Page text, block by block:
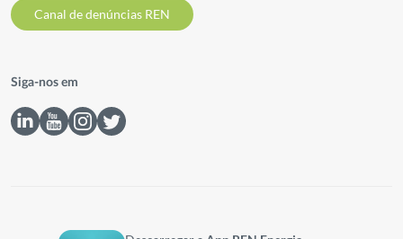
Canal de denúncias REN
Siga-nos em